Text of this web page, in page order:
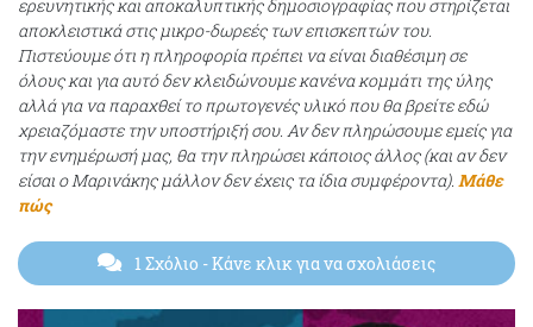
ερευνητικής και αποκαλυπτικής δημοσιογραφίας που στηρίζεται
αποκλειστικά στις μικρο-δωρεές των επισκεπτών του.
Πιστεύουμε ότι η πληροφορία πρέπει να είναι διαθέσιμη σε
όλους και για αυτό δεν κλειδώνουμε κανένα κομμάτι της ύλης
αλλά για να παραχθεί το πρωτογενές υλικό που θα βρείτε εδώ
χρειαζόμαστε την υποστήριξή σου. Αν δεν πληρώσουμε εμείς για
την ενημέρωσή μας, θα την πληρώσει κάποιος άλλος (και αν δεν
είσαι ο Μαρινάκης μάλλον δεν έχεις τα ίδια συμφέροντα). Μάθε
πώς
1 Σχόλιο - Κάνε κλικ για να σχολιάσεις